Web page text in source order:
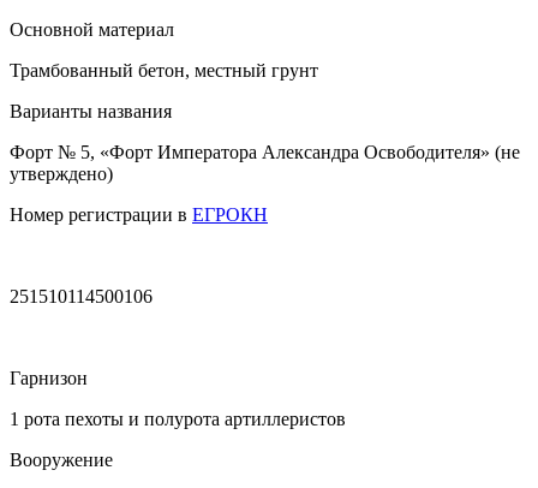
Основной материал
Трамбованный бетон, местный грунт
Варианты названия
Форт № 5, «Форт Императора Александра Освободителя» (не
утверждено)
Номер регистрации в ЕГРОКН
251510114500106
Гарнизон
1 рота пехоты и полурота артиллеристов
Вооружение